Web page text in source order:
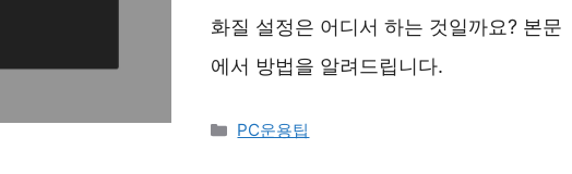
화질 설정은 어디서 하는 것일까요? 본문
에서 방법을 알려드립니다.
카
PC운용팁